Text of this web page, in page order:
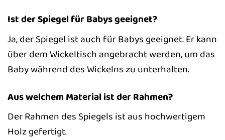
Ist der Spiegel für Babys geeignet?
Ja, der Spiegel ist auch für Babys geeignet. Er kann
über dem Wickeltisch angebracht werden, um das
Baby während des Wickelns zu unterhalten.
Aus welchem Material ist der Rahmen?
Der Rahmen des Spiegels ist aus hochwertigem
Holz gefertigt.